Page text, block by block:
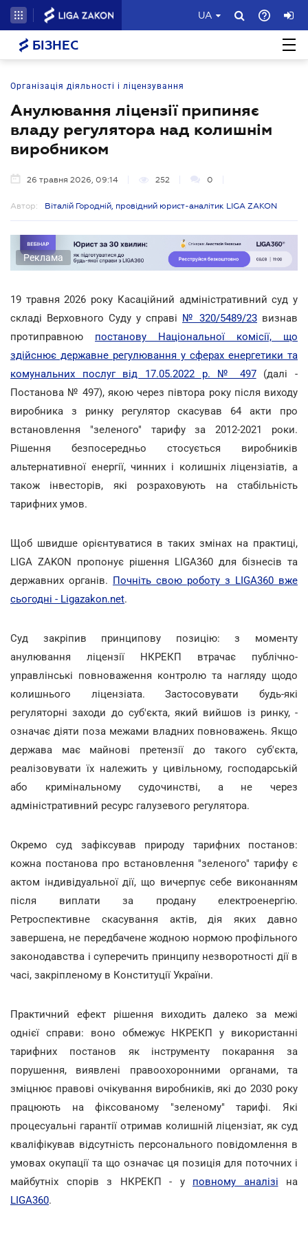
UA
БІЗНЕС
Організація діяльності і ліцензування
Анулювання ліцензії припиняє
владу регулятора над колишнім
виробником
26 травня 2026, 09:14 252 0
Автор: Віталій Городній, провідний юрист-аналітик LIGA ZAKON
Реклама
19 травня 2026 року Касаційний адміністративний суд у
складі Верховного Суду у справі № 320/5489/23 визнав
протиправною постанову Національної комісії, що
здійснює державне регулювання у сферах енергетики та
комунальних послуг від 17.05.2022 р. № 497(далі -
Постанова № 497), якою через півтора року після виходу
виробника з ринку регулятор скасував 64 акти про
встановлення "зеленого" тарифу за 2012-2021 роки.
Рішення безпосередньо стосується виробників
альтернативної енергії, чинних і колишніх ліцензіатів, а
також інвесторів, які розраховують на стабільність
тарифних умов.
Щоб швидше орієнтуватися в таких змінах на практиці,
LIGA ZAKON пропонує рішення LIGA360 для бізнесів та
державних органів. Почніть свою роботу з LIGA360 вже
сьогодні - Ligazakon.net.
Суд закріпив принципову позицію: з моменту
анулювання ліцензії НКРЕКП втрачає публічно-
управлінські повноваження контролю та нагляду щодо
колишнього ліцензіата. Застосовувати будь-які
регуляторні заходи до суб'єкта, який вийшов із ринку, -
означає діяти поза межами владних повноважень. Якщо
держава має майнові претензії до такого суб'єкта,
реалізовувати їх належить у цивільному, господарській
або кримінальному судочинстві, а не через
адміністративний ресурс галузевого регулятора.
Окремо суд зафіксував природу тарифних постанов:
кожна постанова про встановлення "зеленого" тарифу є
актом індивідуальної дії, що вичерпує себе виконанням
після виплати за продану електроенергію.
Ретроспективне скасування актів, дія яких давно
завершена, не передбачене жодною нормою профільного
законодавства і суперечить принципу незворотності дії в
часі, закріпленому в Конституції України.
Практичний ефект рішення виходить далеко за межі
однієї справи: воно обмежує НКРЕКП у використанні
тарифних постанов як інструменту покарання за
порушення, виявлені правоохоронними органами, та
зміцнює правові очікування виробників, які до 2030 року
працюють на фіксованому "зеленому" тарифі. Які
процесуальні гарантії отримав колишній ліцензіат, як суд
кваліфікував відсутність персонального повідомлення в
умовах окупації та що означає ця позиція для поточних і
майбутніх спорів з НКРЕКП - у повному аналізі на
LIGA360.